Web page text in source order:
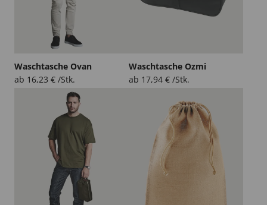
Waschtasche Ovan
ab 16,23 € /Stk.
Waschtasche Ozmi
ab 17,94 € /Stk.